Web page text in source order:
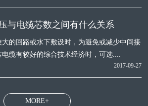
与电缆芯数之间有什么关系
的回路或水下敷设时，为避免或减少中间接
缆有较好的综合技术经济时，可选....
2017-09-27
MORE+